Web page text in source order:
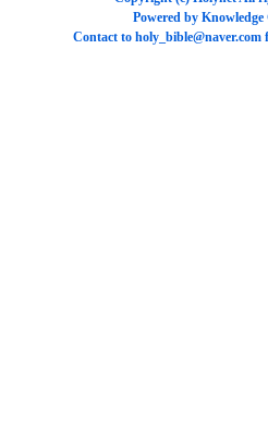
Powered by Knowledge
Contact to holy_bible@naver.com